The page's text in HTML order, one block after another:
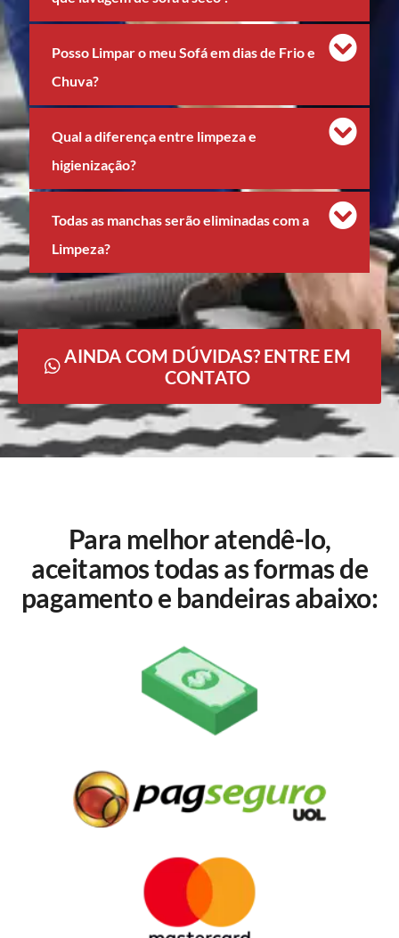
Posso Limpar o meu Sofá em dias de Frio e
Chuva?
Qual a diferença entre limpeza e
higienização?
Todas as manchas serão eliminadas com a
Limpeza?
AINDA COM DÚVIDAS? ENTRE EM
CONTATO
Para melhor atendê-lo,
aceitamos todas as formas de
pagamento e bandeiras abaixo: